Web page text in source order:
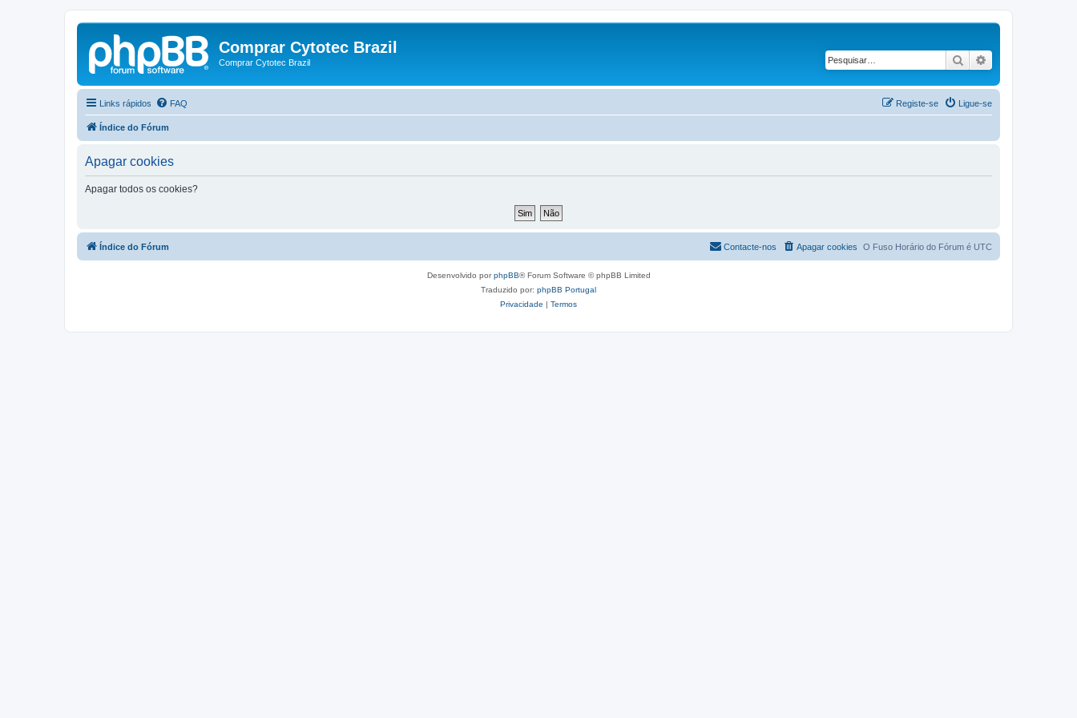
Comprar Cytotec Brazil
Comprar Cytotec Brazil Pesquisar
Links rápidos FAQ Ligue-se
Registe-se
Índice do Fórum
Apagar cookies
Apagar todos os cookies?
Índice do Fórum O Fuso Horário do Fórum é UTC
Apagar cookies
Contacte-nos
Desenvolvido porphpBB® Forum Software © phpBB Limited
Traduzido por: phpBB Portugal
Privacidade | Termos